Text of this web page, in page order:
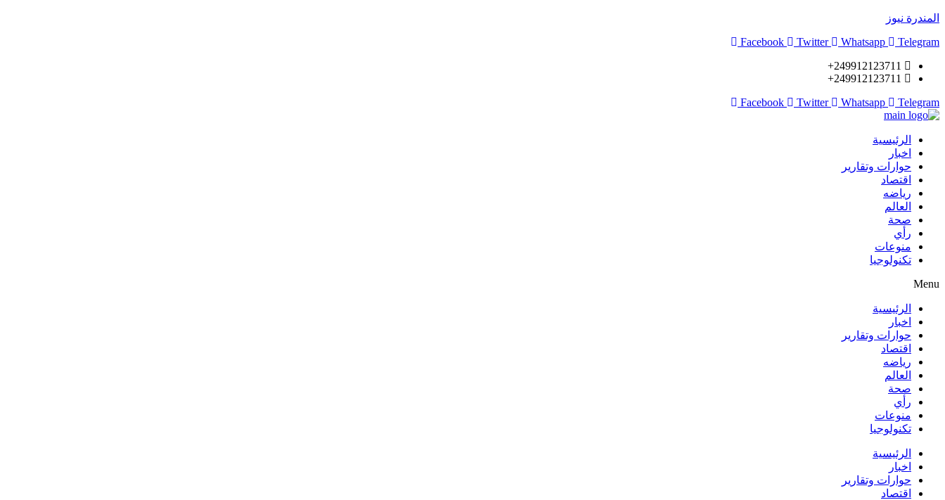
المندرة نيوز
Facebook
Twitter Whatsapp
Telegram
249912123711+
249912123711+
Facebook
Twitter Whatsapp Telegram
الرئيسية
اخبار
حوارات وتقارير
اقتصاد
رياضه
العالم
صحة
رأي
منوعات
تكنولوجيا
Menu
الرئيسية
اخبار
حوارات وتقارير
اقتصاد
رياضه
العالم
صحة
رأي
منوعات
تكنولوجيا
الرئيسية
اخبار
حوارات وتقارير
اقتصاد